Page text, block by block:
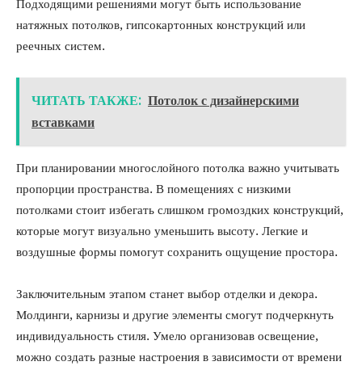
Подходящими решениями могут быть использование
натяжных потолков, гипсокартонных конструкций или
реечных систем.
ЧИТАТЬ ТАКЖЕ: Потолок с дизайнерскими
вставками
При планировании многослойного потолка важно учитывать
пропорции пространства. В помещениях с низкими
потолками стоит избегать слишком громоздких конструкций,
которые могут визуально уменьшить высоту. Легкие и
воздушные формы помогут сохранить ощущение простора.
Заключительным этапом станет выбор отделки и декора.
Молдинги, карнизы и другие элементы смогут подчеркнуть
индивидуальность стиля. Умело организовав освещение,
можно создать разные настроения в зависимости от времени